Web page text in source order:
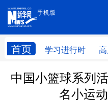
手机版
首页 学习进行时
手机版
学习进行时 高层
财经
中国小篮球系列
名小运